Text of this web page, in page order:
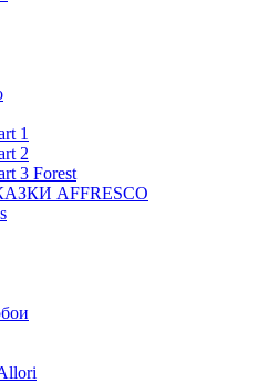
1
2
3 Forest
AFFRESCO